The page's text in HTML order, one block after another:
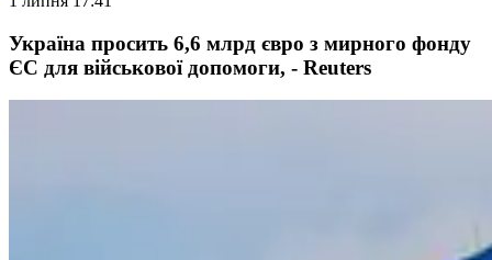
Україна просить 6,6 млрд євро з мирного фонду
ЄС для військової допомоги, - Reuters